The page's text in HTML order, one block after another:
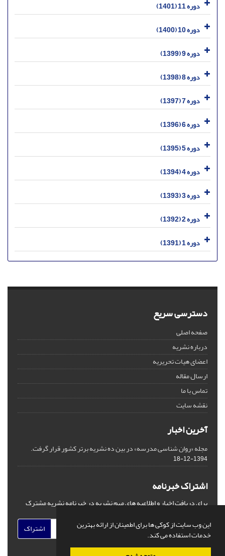
این وب سایت از کوکی ها برای اطمینان از ارائه بهترین
خدمات استفاده می کند.
دوره 11 (1401)
دوره 10 (1400)
دوره 9 (1399)
دوره 8 (1398)
دوره 7 (1397)
دوره 6 (1396)
دوره 5 (1395)
دوره 4 (1394)
دوره 3 (1393)
دوره 2 (1392)
دوره 1 (1391)
دسترسی سریع
صفحه اصلی
درباره نشریه
اعضای هیات تحریریه
ارسال مقاله
تماس با ما
نقشه سایت
آخرین اخبار
مجله «روان شناسی مدرسه» در بین ده نشریه برتر کشور قرار گرفت.
1394-12-18
اشتراک خبرنامه
برای دریافت اخبار و اطلاعیه های مهم نشریه در خبرنامه نشریه مشترک
اشتراک